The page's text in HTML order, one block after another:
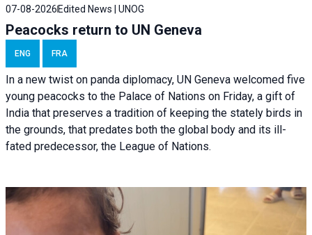
07-08-2026 Edited News | UNOG
Peacocks return to UN Geneva
ENG FRA
In a new twist on panda diplomacy, UN Geneva welcomed five
young peacocks to the Palace of Nations on Friday, a gift of
India that preserves a tradition of keeping the stately birds in
the grounds, that predates both the global body and its ill-
fated predecessor, the League of Nations.